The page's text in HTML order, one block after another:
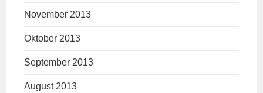
November 2013
Oktober 2013
September 2013
August 2013